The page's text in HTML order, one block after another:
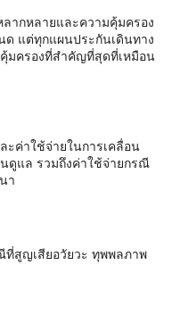
ากหลายและความคุ้มครอง
แต่ทุกแผนประกันเดินทาง
มครองที่สำคัญที่สุดที่เหมือน
ะค่าใช้จ่ายในการเคลื่อน
ดูแล รวมถึงค่าใช้จ่ายกรณี
า
ที่สูญเสียอวัยวะ ทุพพลภาพ